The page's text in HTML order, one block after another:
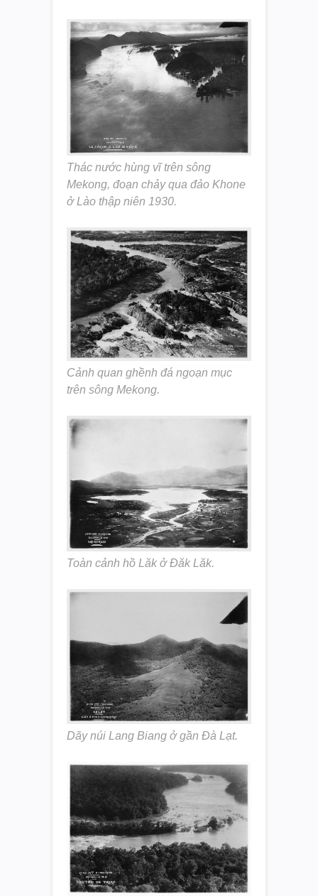
Thác nước hùng vĩ trên sông
Mekong, đoạn chảy qua đảo Khone
ở Lào thập niên 1930.
Cảnh quan ghềnh đá ngoạn mục
trên sông Mekong.
Toàn cảnh hồ Lăk ở Đăk Lăk.
Dãy núi Lang Biang ở gần Đà Lạt.